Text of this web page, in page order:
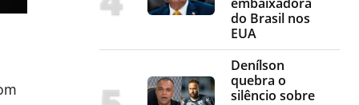
do Brasil nos
EUA
Denílson
quebra o
silêncio sobre